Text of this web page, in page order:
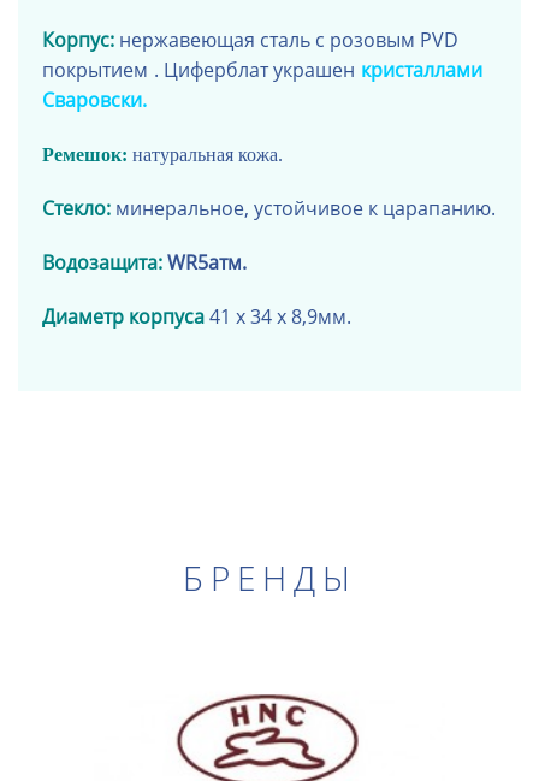
Корпус: нержавеющая сталь с розовым PVD
покрытием . Циферблат украшен кристаллами
Сваровски.
Ремешок: натуральная кожа.
Стекло: минеральное, устойчивое к царапанию.
Водозащита:WR5атм.
Диаметр корпуса41 x 34 x 8,9мм.
БРЕНДЫ